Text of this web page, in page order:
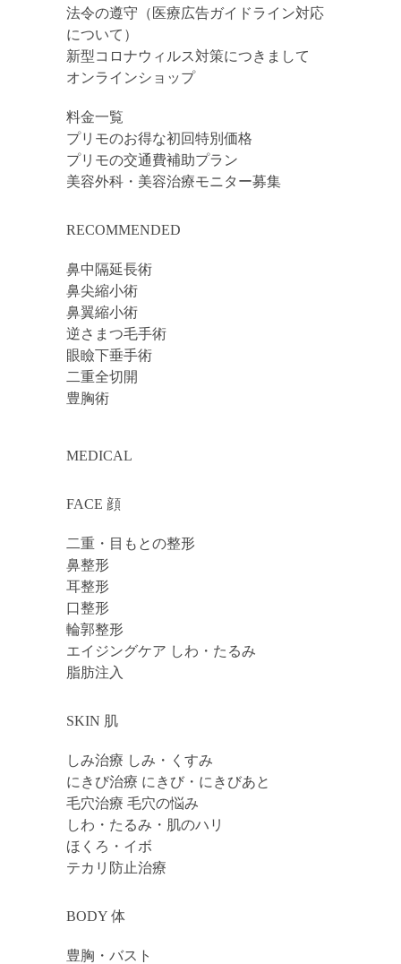
法令の遵守（医療広告ガイドライン対応
について）
新型コロナウィルス対策につきまして
オンラインショップ
料金一覧
プリモのお得な初回特別価格
プリモの交通費補助プラン
美容外科・美容治療モニター募集
RECOMMENDED
鼻中隔延長術
鼻尖縮小術
鼻翼縮小術
逆さまつ毛手術
眼瞼下垂手術
二重全切開
豊胸術
MEDICAL
FACE 顔
二重・目もとの整形
鼻整形
耳整形
口整形
輪郭整形
エイジングケア しわ・たるみ
脂肪注入
SKIN 肌
しみ治療 しみ・くすみ
にきび治療 にきび・にきびあと
毛穴治療 毛穴の悩み
しわ・たるみ・肌のハリ
ほくろ・イボ
テカリ防止治療
BODY 体
豊胸・バスト